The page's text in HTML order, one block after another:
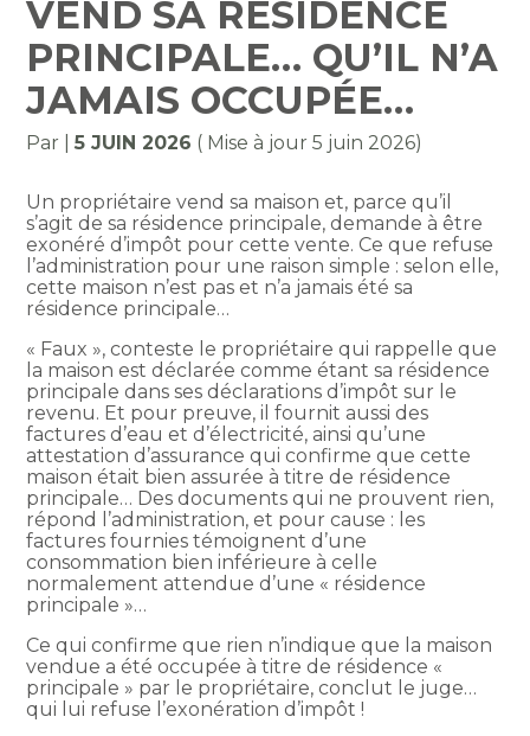
VEND SA RÉSIDENCE
PRINCIPALE… QU’IL N’A
JAMAIS OCCUPÉE…
Par |5 JUIN 2026 ( Mise à jour 5 juin 2026)
Un propriétaire vend sa maison et, parce qu’il
s’agit de sa résidence principale, demande à être
exonéré d’impôt pour cette vente. Ce que refuse
l’administration pour une raison simple : selon elle,
cette maison n’est pas et n’a jamais été sa
résidence principale…
« Faux », conteste le propriétaire qui rappelle que
la maison est déclarée comme étant sa résidence
principale dans ses déclarations d’impôt sur le
revenu. Et pour preuve, il fournit aussi des
factures d’eau et d’électricité, ainsi qu’une
attestation d’assurance qui confirme que cette
maison était bien assurée à titre de résidence
principale… Des documents qui ne prouvent rien,
répond l’administration, et pour cause : les
factures fournies témoignent d’une
consommation bien inférieure à celle
normalement attendue d’une « résidence
principale »…
Ce qui confirme que rien n’indique que la maison
vendue a été occupée à titre de résidence «
principale » par le propriétaire, conclut le juge…
qui lui refuse l’exonération d’impôt !